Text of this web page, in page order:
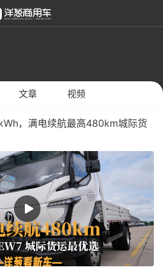
文章 视频
，满电续航最高480km城际货